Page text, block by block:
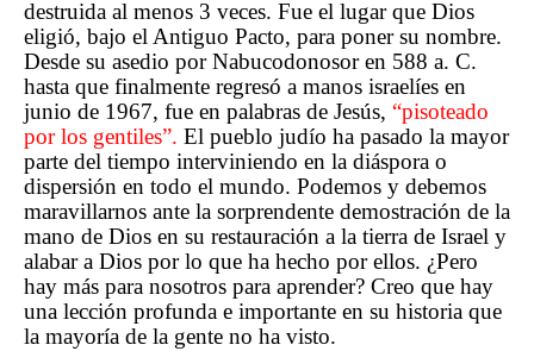
destruida al menos 3 veces. Fue el lugar que Dios
eligió, bajo el Antiguo Pacto, para poner su nombre.
Desde su asedio por Nabucodonosor en 588 a. C.
hasta que finalmente regresó a manos israelíes en
junio de 1967, fue en palabras de Jesús, “pisoteado
por los gentiles”. El pueblo judío ha pasado la mayor
parte del tiempo interviniendo en la diáspora o
dispersión en todo el mundo. Podemos y debemos
maravillarnos ante la sorprendente demostración de la
mano de Dios en su restauración a la tierra de Israel y
alabar a Dios por lo que ha hecho por ellos. ¿Pero
hay más para nosotros para aprender? Creo que hay
una lección profunda e importante en su historia que
la mayoría de la gente no ha visto.